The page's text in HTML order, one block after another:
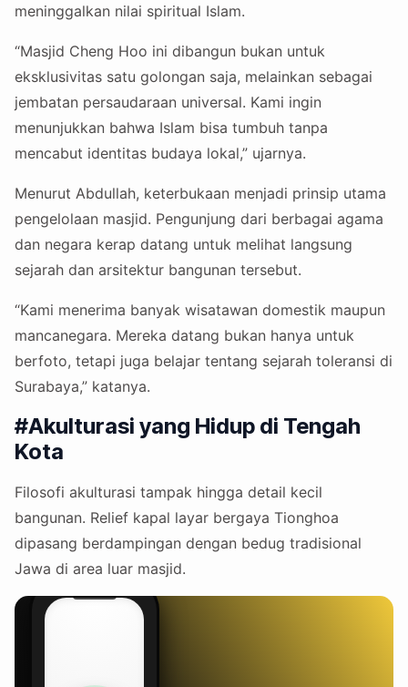
meninggalkan nilai spiritual Islam.
“Masjid Cheng Hoo ini dibangun bukan untuk
eksklusivitas satu golongan saja, melainkan sebagai
jembatan persaudaraan universal. Kami ingin
menunjukkan bahwa Islam bisa tumbuh tanpa
mencabut identitas budaya lokal,” ujarnya.
Menurut Abdullah, keterbukaan menjadi prinsip utama
pengelolaan masjid. Pengunjung dari berbagai agama
dan negara kerap datang untuk melihat langsung
sejarah dan arsitektur bangunan tersebut.
“Kami menerima banyak wisatawan domestik maupun
mancanegara. Mereka datang bukan hanya untuk
berfoto, tetapi juga belajar tentang sejarah toleransi di
Surabaya,” katanya.
#Akulturasi yang Hidup di Tengah
Kota
Filosofi akulturasi tampak hingga detail kecil
bangunan. Relief kapal layar bergaya Tionghoa
dipasang berdampingan dengan bedug tradisional
Jawa di area luar masjid.